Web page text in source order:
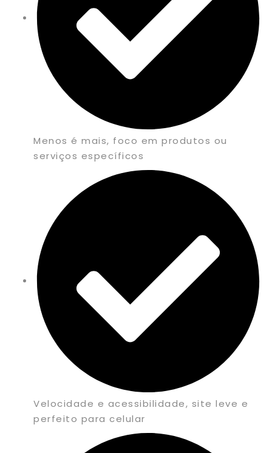
Menos é mais, foco em produtos ou
serviços específicos
Velocidade e acessibilidade, site leve e
perfeito para celular